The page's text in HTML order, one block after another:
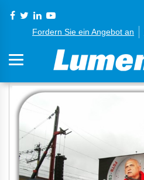
Fordern Sie ein Angebot an